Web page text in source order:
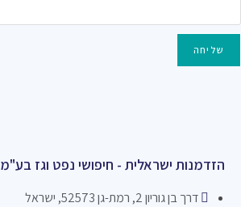
שליחה
הזדמנות ישראלית - חיפושי נפט וגז בע"מ
דרך בן גוריון 2, רמת-גן 52573, ישראל